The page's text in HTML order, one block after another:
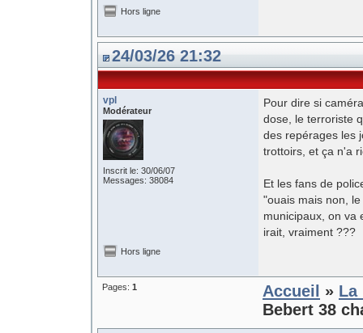
Hors ligne
24/03/26 21:32
vpl
Modérateur
Inscrit le: 30/06/07
Messages: 38084
Pour dire si
dose, le terroriste
des repérages les
trottoirs, et ça n'a
Et les fans de
"ouais mais non,
municipaux, on va
irait, vraiment ???
Hors ligne
Pages: 1 Accueil » La
Bebert 38